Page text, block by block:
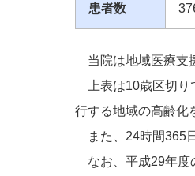
患者数
当院は地域医療支
上表は10歳区切り
行する地域の高齢化
また、24時間365
なお、平成29年度